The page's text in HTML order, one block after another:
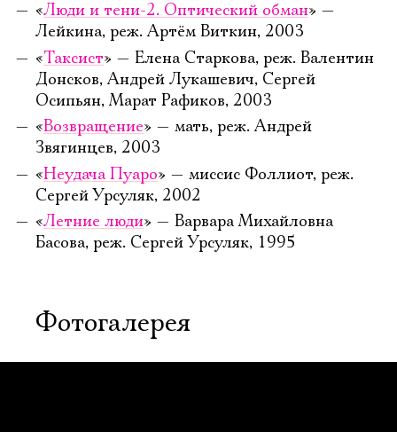
«Люди и тени-2. Оптический обман» —
Лейкина, реж. Артём Виткин, 2003
«Таксист» — Елена Старкова, реж. Валентин
Донсков, Андрей Лукашевич, Сергей
Осипьян, Марат Рафиков, 2003
«Возвращение» — мать, реж. Андрей
Звягинцев, 2003
«Неудача Пуаро» — миссис Фоллиот, реж.
Сергей Урсуляк, 2002
«Летние люди» — Варвара Михайловна
Басова, реж. Сергей Урсуляк, 1995
Фотогалерея